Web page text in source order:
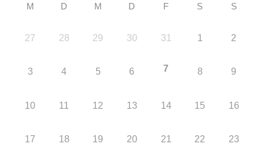
M D M D F S S
27 28 29 30 31 1 2
3 4 5 6 7 8 9
10 11 12 13 14 15 16
17 18 19 20 21 22 23